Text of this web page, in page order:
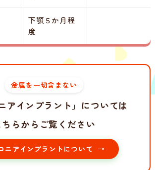
下顎５か月程
度
金属を一切含まない
アインプラント」については
ちらからご覧ください
ニアインプラントについて